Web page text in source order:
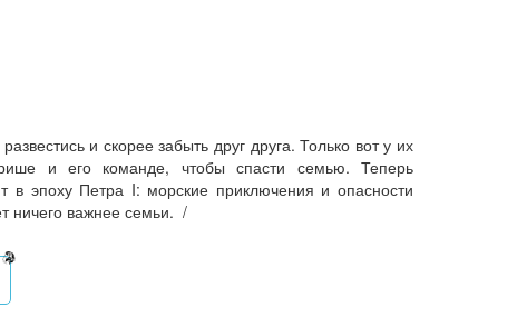
и скорее забыть друг друга. Только вот у их
и его команде, чтобы спасти семью. Теперь
в эпоху Петра I: морские приключения и опасности
ничего важнее семьи. /